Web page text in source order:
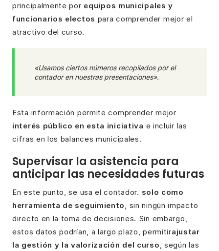
principalmente por equipos municipales y
funcionarios electos para comprender mejor el
atractivo del curso.
«Usamos ciertos números recopilados por el
contador en nuestras presentaciones».
Esta información permite comprender mejor
interés público en esta iniciativa e incluir las
cifras en los balances municipales.
Supervisar la asistencia para
anticipar las necesidades futuras
En este punto, se usa el contador. solo como
herramienta de seguimiento
, sin ningún impacto
directo en la toma de decisiones. Sin embargo,
estos datos podrían, a largo plazo, permitirajustar
la gestión y la valorización del curso , según las